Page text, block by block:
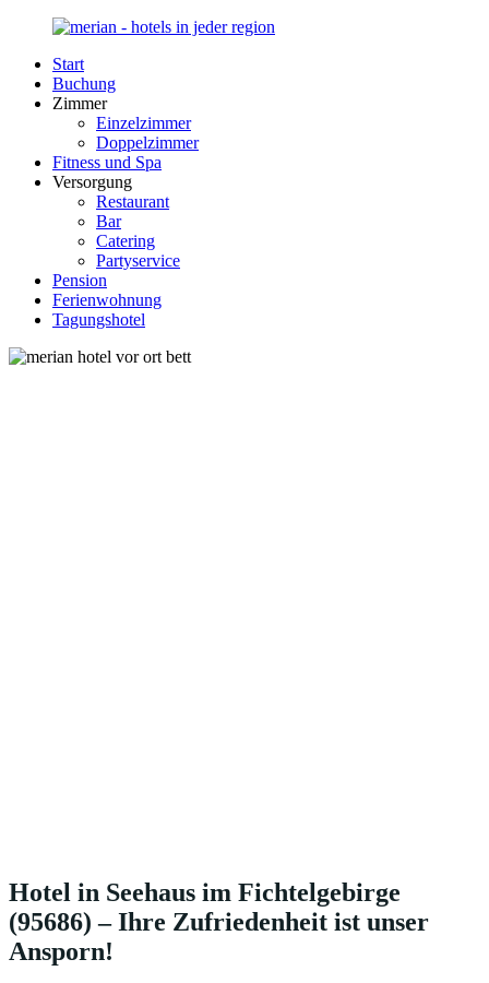
Zurück
Inhalt
Merian-
Hotel.de
Portal
Unterkunft
Deutschland
Start
Buchung
Zimmer
Einzelzimmer
Doppelzimmer
Fitness und Spa
Versorgung
Restaurant
Bar
Catering
Partyservice
Pension
Ferienwohnung
Tagungshotel
Hotel in Seehaus im Fichtelgebirge
(95686) – Ihre Zufriedenheit ist unser
Ansporn!